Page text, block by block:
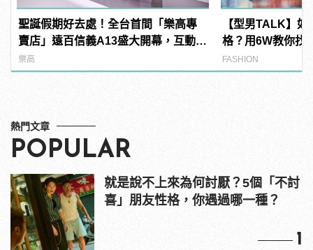
聖誕假期好去處！全台首間「樂高專
賣店」遠百信義A13盛大開幕，互動設
施等你來體驗！
樂高
【型男TALK】
格？用6W教你找
LOOK！
FASHION
熱門文章
POPULAR
就是說不上來為何討厭？5個「不討
喜」朋友性格，你遇過哪一種？
1